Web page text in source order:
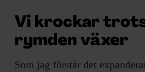
ÄMNEN
ARKIV & E-TIDNING
Vi krockar
rymden växer
Som jag förstår det